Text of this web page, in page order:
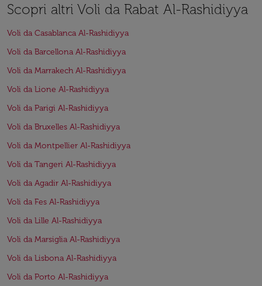
Scopri altri Voli da Rabat Al-Rashidiyya
Voli da Casablanca Al-Rashidiyya
Voli da Barcellona Al-Rashidiyya
Voli da Marrakech Al-Rashidiyya
Voli da Lione Al-Rashidiyya
Voli da Parigi Al-Rashidiyya
Voli da Bruxelles Al-Rashidiyya
Voli da Montpellier Al-Rashidiyya
Voli da Tangeri Al-Rashidiyya
Voli da Agadir Al-Rashidiyya
Voli da Fes Al-Rashidiyya
Voli da Lille Al-Rashidiyya
Voli da Marsiglia Al-Rashidiyya
Voli da Lisbona Al-Rashidiyya
Voli da Porto Al-Rashidiyya